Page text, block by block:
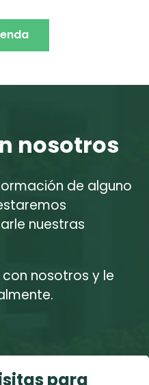
nosotros
de alguno
nuestras
nosotros y le
para